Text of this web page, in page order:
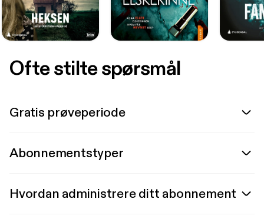
Ofte stilte spørsmål
Gratis prøveperiode
Abonnementstyper
Hvordan administrere ditt abonnement